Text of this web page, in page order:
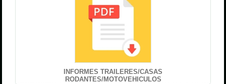
INFORMES TRAILERES/CASAS
RODANTES/MOTOVEHICULOS